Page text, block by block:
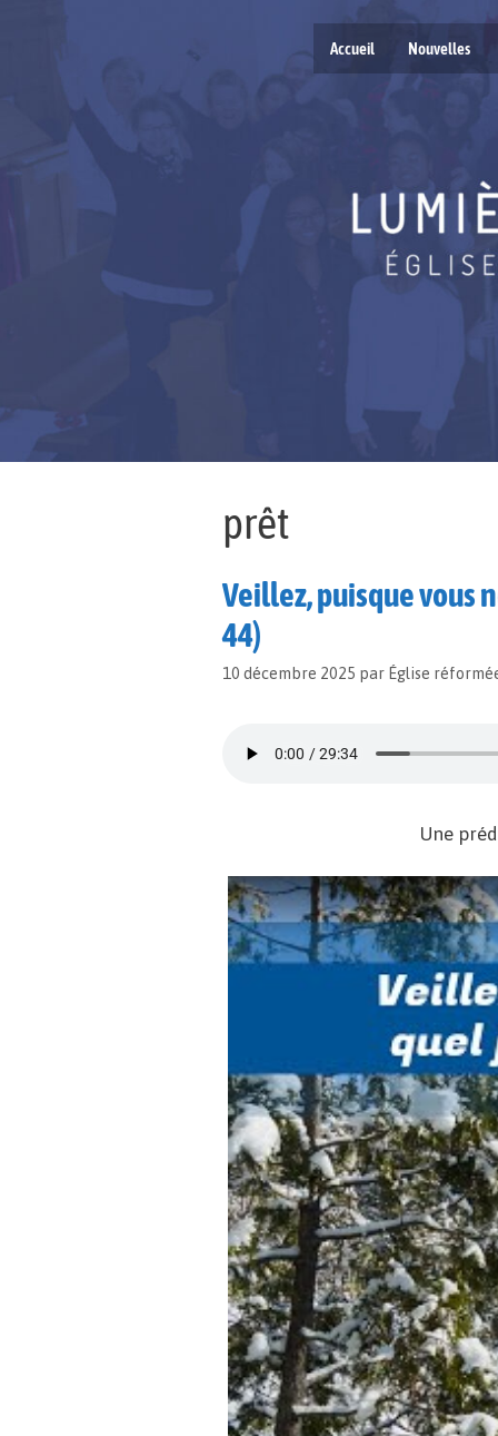
Accueil Nouvelles
prêt
Veillez, puisque vous
44)
10 décembre 2025 par Église
Une